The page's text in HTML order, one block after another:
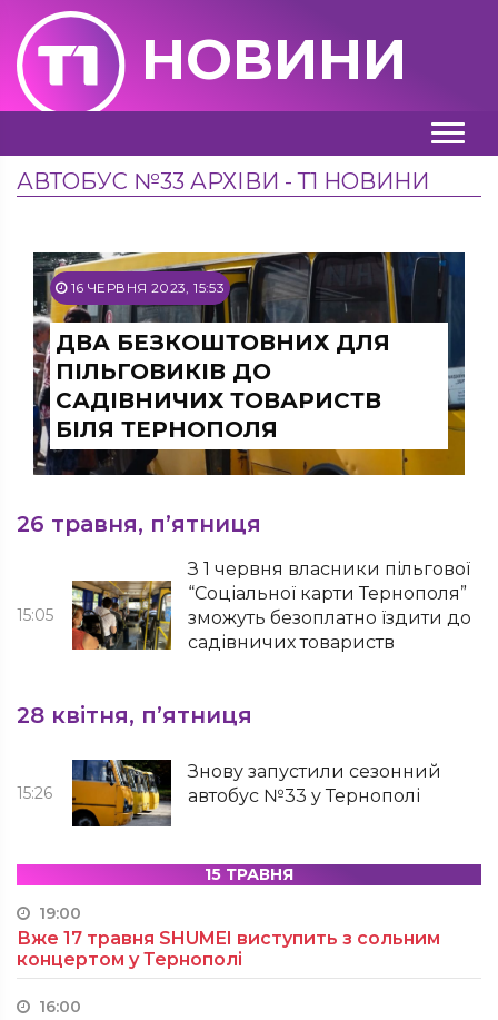
НОВИНИ
АВТОБУС №33 АРХІВИ - Т1 НОВИНИ
16 ЧЕРВНЯ 2023, 15:53
ДВА БЕЗКОШТОВНИХ ДЛЯ
ПІЛЬГОВИКІВ ДО
САДІВНИЧИХ ТОВАРИСТВ
БІЛЯ ТЕРНОПОЛЯ
26 травня, п’ятниця
15:05
З 1 червня власники пільгової
“Соціальної карти Тернополя”
зможуть безоплатно їздити до
садівничих товариств
28 квітня, п’ятниця
15:26
Знову запустили сезонний
автобус №33 у Тернополі
15 ТРАВНЯ
19:00
Вже 17 травня SHUMEI виступить з сольним
концертом у Тернополі
16:00